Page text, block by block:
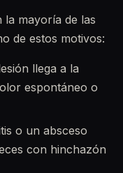
la mayoría de las
de estos motivos:
llega a la
espontáneo o
o un absceso
con hinchazón